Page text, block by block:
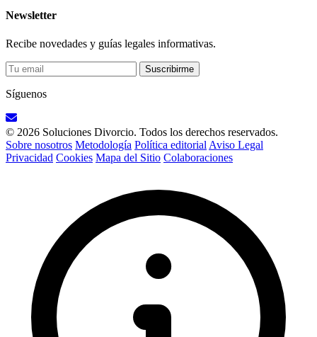
Newsletter
Recibe novedades y guías legales informativas.
Suscribirme
Síguenos
© 2026 Soluciones Divorcio. Todos los derechos reservados.
Sobre nosotros Metodología Política editorial Aviso Legal
Privacidad Cookies Mapa del Sitio Colaboraciones